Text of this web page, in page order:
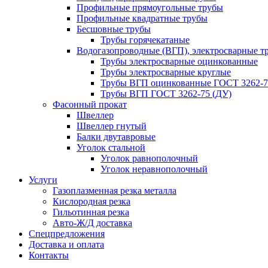
Профильные прямоугольные трубы
Профильные квадратные трубы
Бесшовные трубы
Трубы горячекатаные
Водогазопроводные (ВГП), электросварные
Трубы электросварные оцинкованные
Трубы электросварные круглые
Трубы ВГП оцинкованные ГОСТ 3262-
Трубы ВГП ГОСТ 3262-75 (ДУ)
Фасонный прокат
Швеллер
Швеллер гнутый
Балки двутавровые
Уголок стальной
Уголок равнополочный
Уголок неравнополочный
Услуги
Газоплазменная резка металла
Кислородная резка
Гильотинная резка
Авто-Ж/Д доставка
Спецпредложения
Доставка и оплата
Контакты